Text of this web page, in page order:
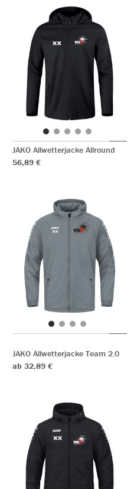
JAKO Allwetterjacke Allround
56,89 €
JAKO Allwetterjacke Team 2.0
ab 32,89 €